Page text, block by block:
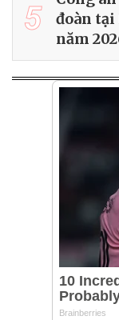
5
đoàn tại
năm